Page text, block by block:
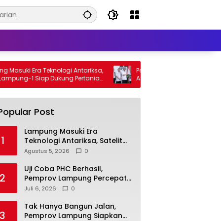
Era Teknologi Antariksa,
1 Siap Dukung Pertanian
Pemkot Gandeng BPN Percepat
Aset, Warga Kurang Mampu
Prioritas Sertifikasi Tanah
Post
1
Lampung Masuki Era
Teknologi Antariksa, Satelit
Lampung-1 Siap Dukung
Agustus 5, 2026 0
2
Uji Coba PHC Berhasil,
Pemprov Lampung Percepat
Inovasi untuk Petani
Juli 6, 2026 0
3
Tak Hanya Bangun Jalan,
Pemprov Lampung Siapkan